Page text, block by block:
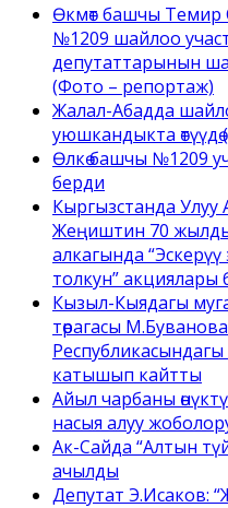
Өкмөт башчы
№1209 шайлоо
депутаттарынын
(Фото – репортаж)
Жалал-Абадда
уюшкандыкта
Өлкө башчы №1209
берди
Кыргызстанда
Жеңиштин 70
алкагында
толкун” акциялары
Кызыл-Кыядагы
төрагасы
катышып кайтты
Айыл чарбаны
насыя алуу
Ак-Сайда “Алтын
ачылды
Депутат Э.Исаков: